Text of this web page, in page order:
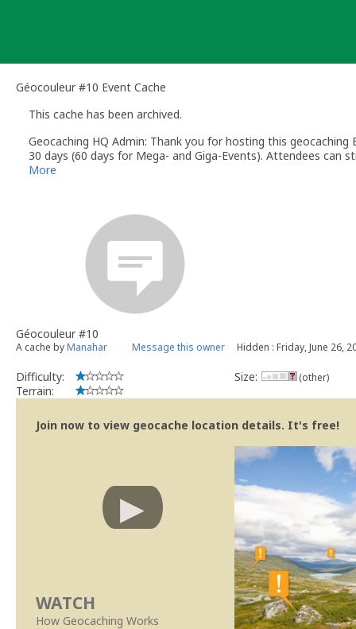
Géocouleur #10 Event Cache
This cache has been archived.
Geocaching HQ Admin: Thank you for hosting this
30 days (60 days for Mega- and Giga-Events). Attendees can
More
Géocouleur #10
A cache byManahar Message this owner Hidden : Friday, June 26,
Difficulty:
Terrain:
Size: (other)
Join now to view geocache location details. It's free!
WATCH
How Geocaching Works